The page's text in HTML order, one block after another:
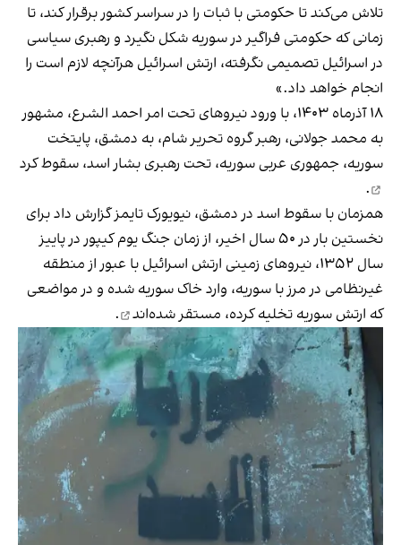
تلاش می‌کند تا حکومتی با ثبات را در سراسر کشور برقرار کند، تا
زمانی که حکومتی فراگیر در سوریه شکل نگیرد و رهبری سیاسی
در اسرائیل تصمیمی نگرفته، ارتش اسرائیل هرآنچه لازم است را
انجام خواهد داد.»
۱۸ آذرماه ۱۴۰۳، با ورود نیروهای تحت امر احمد الشرع، مشهور
به محمد جولانی، رهبر گروه تحریر شام، به دمشق، پایتخت
سوریه، جمهوری عربی سوریه، تحت رهبری بشار اسد، سقوط کرد
.
همزمان با سقوط اسد در دمشق، نیویورک تایمز گزارش داد برای
نخستین بار در ۵۰ سال اخیر، از زمان جنگ یوم کیپور در پاییز
سال ۱۳۵۲، نیروهای زمینی ارتش اسرائیل با عبور از منطقه
غیرنظامی در مرز با سوریه، وارد خاک سوریه شده‌ و در مواضعی
که ارتش سوریه تخلیه کرده، مستقر شده‌اند .